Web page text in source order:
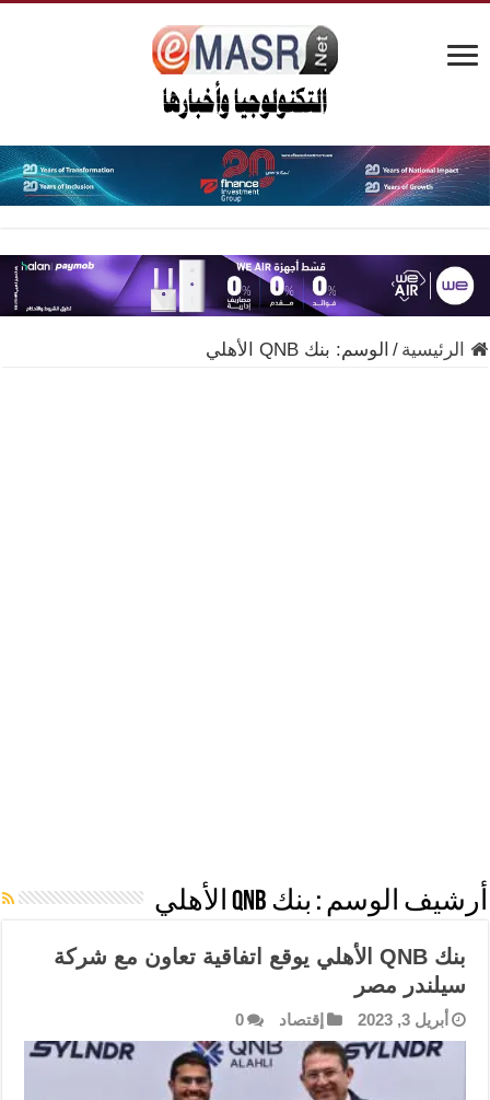
الرئيسية / الوسم: بنك QNB الأهلي
أرشيف الوسم : بنك QNB الأهلي
بنك QNB الأهلي يوقع اتفاقية تعاون مع شركة
سيلندر مصر
أبريل 3, 2023 إقتصاد 0